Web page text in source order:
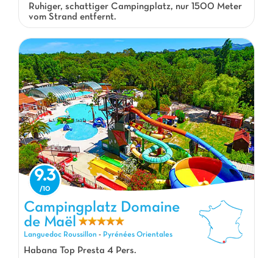
Ruhiger, schattiger Campingplatz, nur 1500 Meter
vom Strand entfernt.
Campingplatz Domaine de Maël, Campingplatz Languedoc Roussillon
9.3
Campingplatz Domaine
de Maël
Languedoc Roussillon - Pyrénées Orientales
Habana Top Presta 4 Pers.